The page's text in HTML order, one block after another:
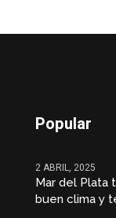
Popular
2 ABRIL, 2025
Mar del Plata
buen clima y